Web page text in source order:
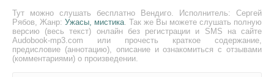
Тут можно слушать бесплатно Вендиго. Исполнитель: Сергей
Рябов, Жанр: Ужасы, мистика. Так же Вы можете слушать полную
версию (весь текст) онлайн без регистрации и SMS на сайте
Audobook-mp3.com или прочесть краткое содержание,
предисловие (аннотацию), описание и ознакомиться с отзывами
(комментариями) о произведении.